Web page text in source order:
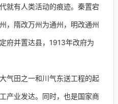
就有人类活动的痕迹。秦置宕
，隋改万州为通州，明改通州
府并置达县，1913年改府为
气田之一和川气东送工程的起
产业发达。同时，也是国家商